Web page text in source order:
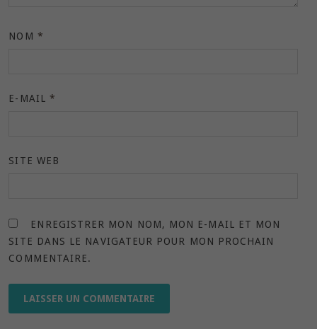
NOM *
E-MAIL *
SITE WEB
ENREGISTRER MON NOM, MON E-MAIL ET MON
SITE DANS LE NAVIGATEUR POUR MON PROCHAIN
COMMENTAIRE.